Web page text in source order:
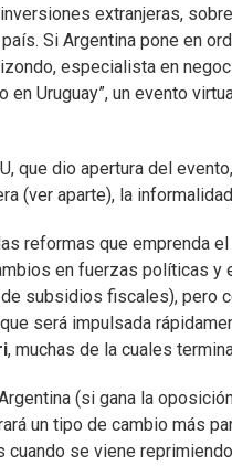
extranjeras,
Si Argentina pone en
especialista en
Uruguay”, un evento
que dio apertura del
(ver aparte), la
reformas que emprenda
en fuerzas políticas y
subsidios fiscales), pero
será impulsada
, muchas de la cuales
(si gana la
un tipo de cambio más
cuando se viene